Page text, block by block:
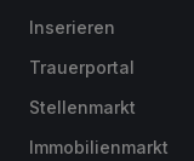
Inserieren
Trauerportal
Stellenmarkt
Immobilienmarkt